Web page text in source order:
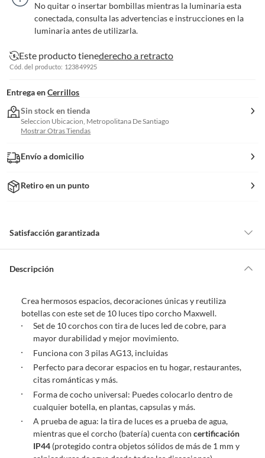
No quitar o insertar bombillas mientras la luminaria esta
conectada, consulta las advertencias e instrucciones en la
luminaria antes de utilizarla.
Este producto tienederecho a retracto
Cód. del producto: 123849925
Entrega en Cerrillos
Sin stock en tienda
Seleccion Ubicacion, Metropolitana De Santiago
Mostrar Otras Tiendas
Envío a domicilio
Retiro en un punto
Satisfacción garantizada
de la compra.
comprado por internet y que hay ciertas categorías que no tienen este
derecho:
Productos que, por su naturaleza, no puedan ser devueltos,
puedan deteriorarse o caducar con rapidez.
Confeccionados a la medida.
De uso personal.
En sodimac.cl te damos30 días desde que recibes el producto. Debe
estar en perfecto estado, con todas sus etiquetas y sin uso, tal como te lo
entregamos.
Productos digitales que se entregan a través de una descarga
electrónica, por ejemplo, cupones de experiencia o programas
Descripción
Crea hermosos espacios, decoraciones únicas y reutiliza
botellas con este set de 10 luces tipo corcho Maxwell.
Set de 10 corchos con tira de luces led de cobre, para
mayor durabilidad y mejor movimiento.
Funciona con 3 pilas AG13, incluidas
Perfecto para decorar espacios en tu hogar, restaurantes,
citas románticas y más.
Forma de cocho universal: Puedes colocarlo dentro de
cualquier botella, en plantas, capsulas y más.
A prueba de agua: la tira de luces es a prueba de agua,
mientras que el corcho (batería) cuenta con certificación
IP44 (protegido contra objetos sólidos de más de 1 mm y